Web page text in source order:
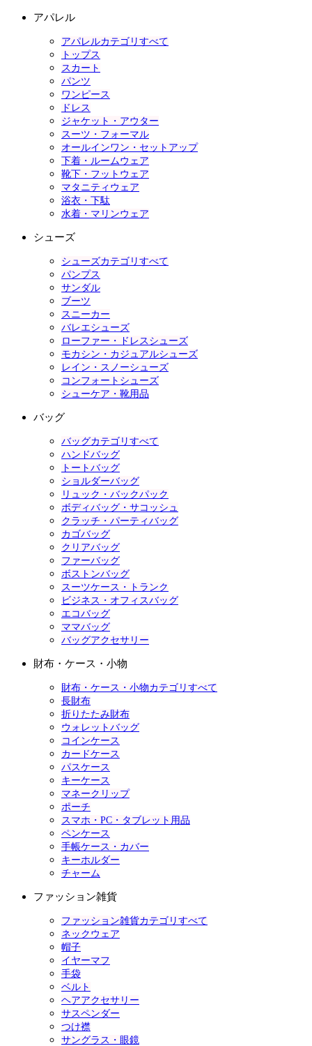
アパレル
アパレルカテゴリすべて
トップス
スカート
パンツ
ワンピース
ドレス
ジャケット・アウター
スーツ・フォーマル
オールインワン・セットアップ
下着・ルームウェア
靴下・フットウェア
マタニティウェア
浴衣・下駄
水着・マリンウェア
シューズ
シューズカテゴリすべて
パンプス
サンダル
ブーツ
スニーカー
バレエシューズ
ローファー・ドレスシューズ
モカシン・カジュアルシューズ
レイン・スノーシューズ
コンフォートシューズ
シューケア・靴用品
バッグ
バッグカテゴリすべて
ハンドバッグ
トートバッグ
ショルダーバッグ
リュック・バックパック
ボディバッグ・サコッシュ
クラッチ・パーティバッグ
カゴバッグ
クリアバッグ
ファーバッグ
ボストンバッグ
スーツケース・トランク
ビジネス・オフィスバッグ
エコバッグ
ママバッグ
バッグアクセサリー
財布・ケース・小物
財布・ケース・小物カテゴリすべて
長財布
折りたたみ財布
ウォレットバッグ
コインケース
カードケース
パスケース
キーケース
マネークリップ
ポーチ
スマホ・PC・タブレット用品
ペンケース
手帳ケース・カバー
キーホルダー
チャーム
ファッション雑貨
ファッション雑貨カテゴリすべて
ネックウェア
帽子
イヤーマフ
手袋
ベルト
ヘアアクセサリー
サスペンダー
つけ襟
サングラス・眼鏡